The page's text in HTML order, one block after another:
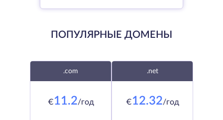
ПОПУЛЯРНЫЕ ДОМЕНЫ
.com
€11.2/год
.net
€12.32/год